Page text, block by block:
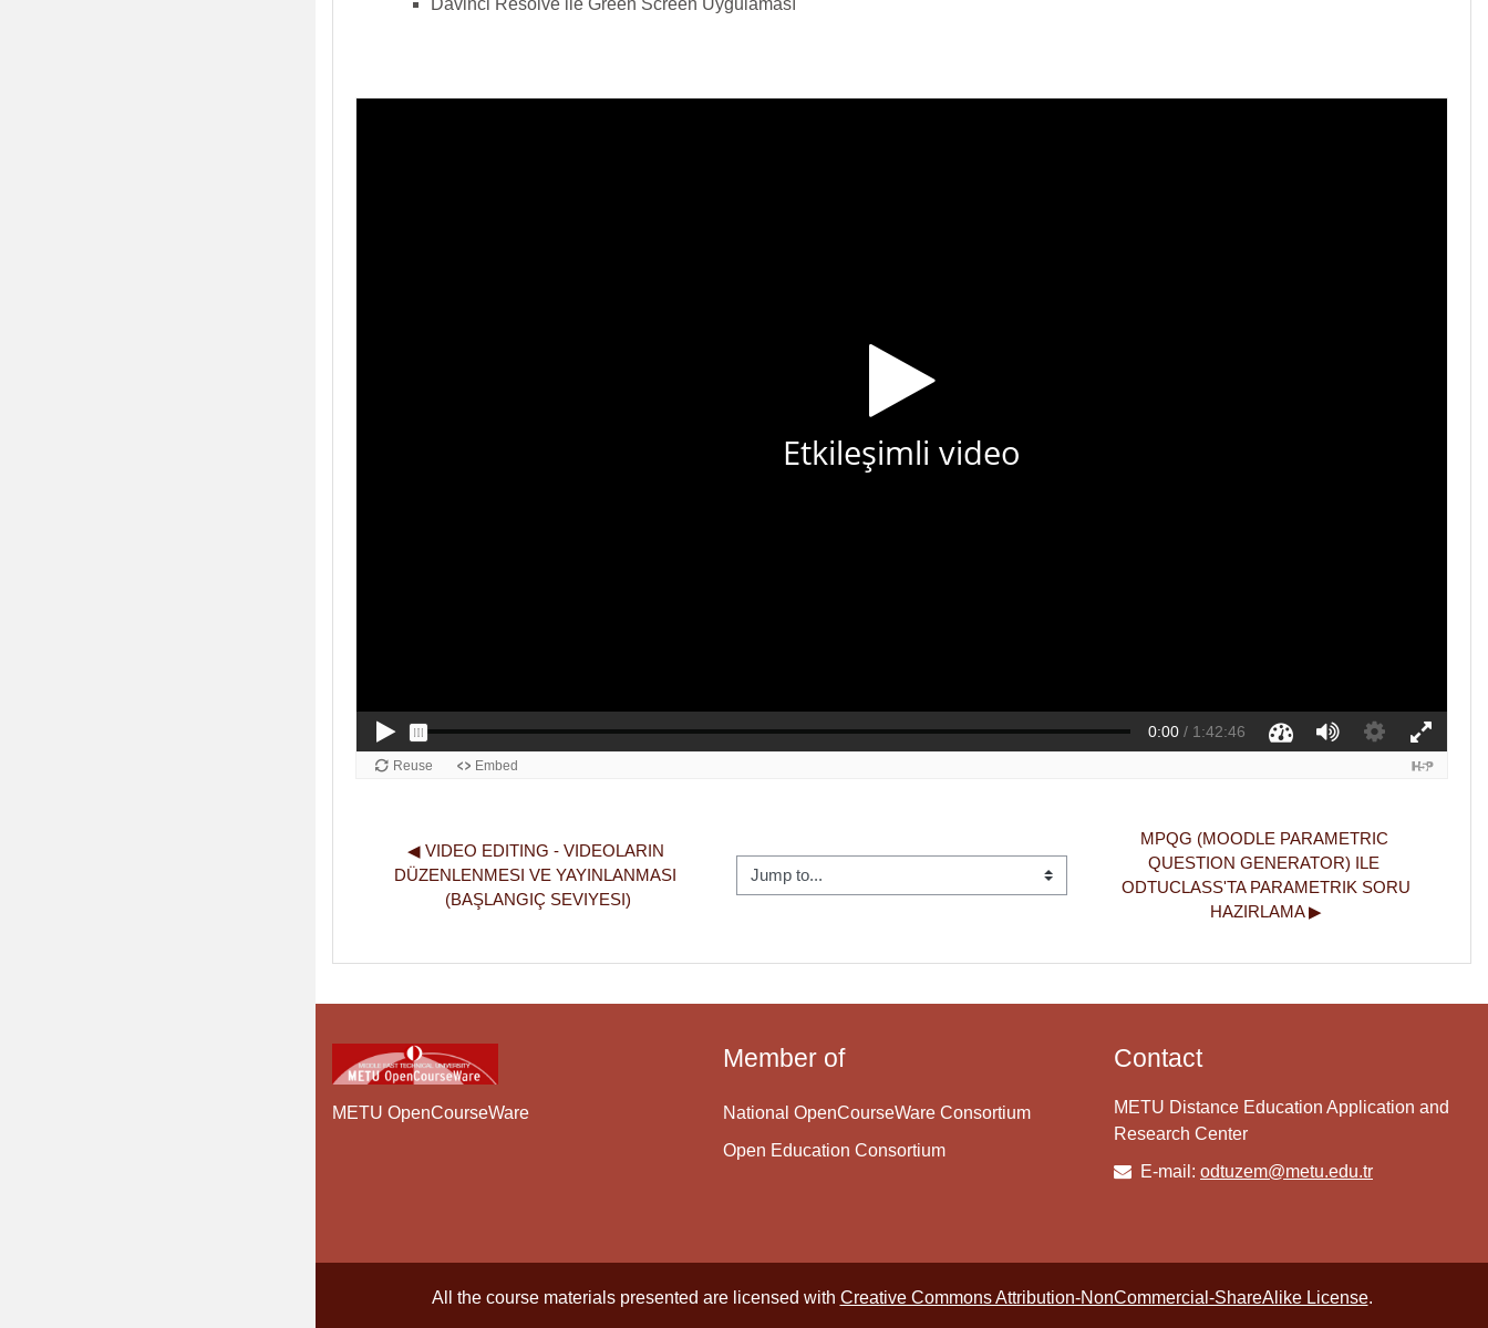
◀︎ VIDEO EDITING - VIDEOLARIN
DÜZENLENMESI VE YAYINLANMASI
(BAŞLANGIÇ SEVIYESI)
Jump to...
MPQG (MOODLE PARAMETRIC
QUESTION GENERATOR) ILE
ODTUCLASS'TA PARAMETRIK SORU
HAZIRLAMA ▶︎
METU OpenCourseWare
Member of
National OpenCourseWare Consortium
Open Education Consortium
Contact
METU Distance Education Application and
Research Center
E-mail: odtuzem@metu.edu.tr
All the course materials presented are licensed with Creative Commons Attribution-NonCommercial-ShareAlike License.